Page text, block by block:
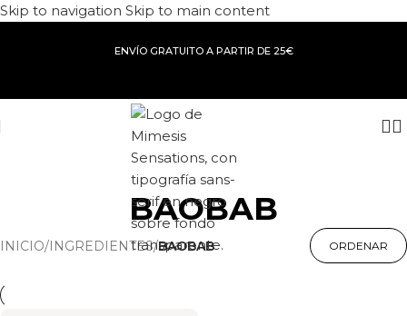
Skip to navigation Skip to main content
ENVÍO GRATUITO A PARTIR DE 25€
BAOBAB
INICIO/INGREDIENTES/BAOBAB